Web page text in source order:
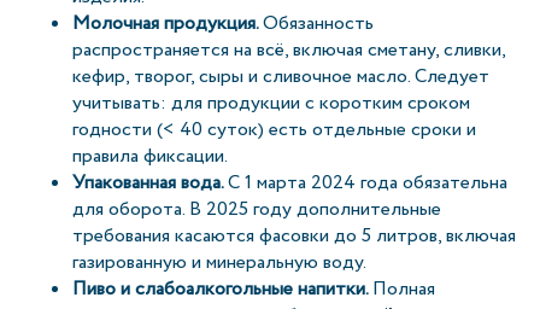
Молочная продукция.Обязанность
распространяется на всё, включая сметану, сливки,
кефир, творог, сыры и сливочное масло. Следует
учитывать: для продукции с коротким сроком
годности (< 40 суток) есть отдельные сроки и
правила фиксации.
Упакованная вода.С 1 марта 2024 года обязательна
для оборота. В 2025 году дополнительные
требования касаются фасовки до 5 литров, включая
газированную и минеральную воду.
Пиво и слабоалкогольные напитки.Полная